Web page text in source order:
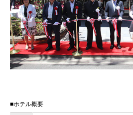
■ホテル概要